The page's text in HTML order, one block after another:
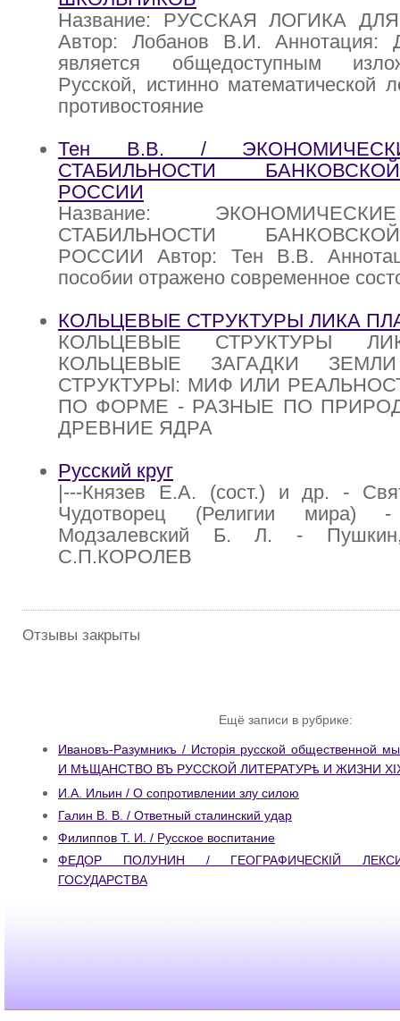
Название: РУССКАЯ ЛОГИКА
Автор: Лобанов В.И. Аннотация:
является общедоступным
Русской, истинно математической
противостояние
Тен В.В. /
СТАБИЛЬНОСТИ
РОССИИ
Название:
СТАБИЛЬНОСТИ
РОССИИ Автор: Тен В.В.
пособии отражено современное
КОЛЬЦЕВЫЕ СТРУКТУРЫ ЛИКА
КОЛЬЦЕВЫЕ СТРУКТУРЫ
КОЛЬЦЕВЫЕ ЗАГАДКИ
СТРУКТУРЫ: МИФ ИЛИ
ПО ФОРМЕ - РАЗНЫЕ ПО
ДРЕВНИЕ ЯДРА
Русский круг
|---Князев Е.А. (сост.) и др. -
Чудотворец (Религии мира)
Модзалевский Б. Л. -
С.П.КОРОЛЕВ
Отзывы закрыты
Ещё записи в рубрике:
Ивановъ-Разумникъ / Исторiя русской
И МѣЩАНСТВО ВЪ РУССКОЙ ЛИТЕРАТУРѣ И ЖИЗНИ
И.А. Ильин / О сопротивлении злу силою
Галин В. В. / Ответный сталинский удар
Филиппов Т. И. / Русское воспитание
ФЕДОР ПОЛУНИН / ГЕОГРАФИЧЕСКIЙ
ГОСУДАРСТВА